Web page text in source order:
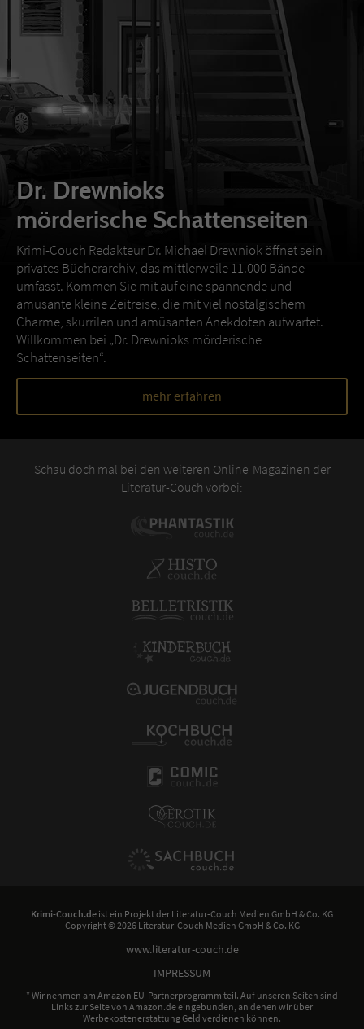
Dr. Drewnioks
mörderische Schattenseiten
Krimi-Couch Redakteur Dr. Michael Drewniok öffnet sein
privates Bücherarchiv, das mittlerweile 11.000 Bände
umfasst. Kommen Sie mit auf eine spannende und
amüsante kleine Zeitreise, die mit viel nostalgischem
Charme, skurrilen und amüsanten Anekdoten aufwartet.
Willkommen bei „Dr. Drewnioks mörderische
Schattenseiten“.
mehr erfahren
Schau doch mal bei den weiteren Online-Magazinen der
Literatur-Couch vorbei:
Krimi-Couch.de ist ein Projekt der Literatur-Couch Medien GmbH & Co. KG
Copyright © 2026 Literatur-Couch Medien GmbH & Co. KG
www.literatur-couch.de
IMPRESSUM
* Wir nehmen am Amazon EU-Partnerprogramm teil. Auf unseren Seiten sind
Links zur Seite von Amazon.de eingebunden, an denen wir über
Werbekostenerstattung Geld verdienen können.